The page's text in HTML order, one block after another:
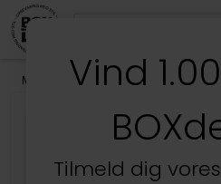
Mærker Joseph Joseph
Vind
Tilmeld dig